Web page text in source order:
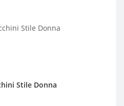
Stile Donna